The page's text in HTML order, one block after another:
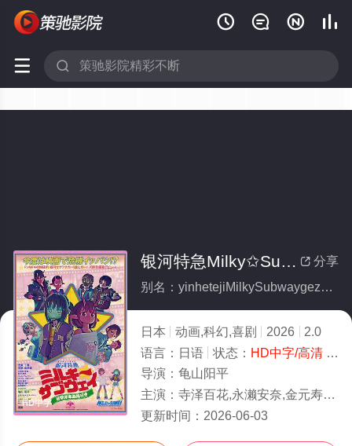
   
 
HD中字
 分享
银河特急Milky✩Subway各站停车前往剧场
别名：yinhetejiMilkySubwaygezhantingcheqianwangjuchang
日本 动画,科幻,喜剧 2026
2.0
语言： 日语 状态： HD中字/高清- 免费在线观看
导演： 龟山阳平
主演： 寺泽百花,永濑安奈,金元寿子,小市真琴,内山昂辉,山谷祥生,小松未可子,藤原由林
更新时间： 2026-06-03